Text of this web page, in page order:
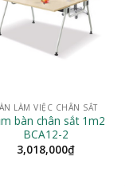
LÀM VIỆC CHÂN SẮT
bàn chân sắt 1m2
BCA12-2
3,018,000₫